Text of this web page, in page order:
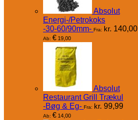
Absolut
Energi-/Petrokoks
-30-60/90mm- Fra: kr. 140,00
Ab: € 19,00
Absolut
Restaurant Grill Trækul
-Bøg & Eg- Fra: kr. 99,99
Ab: € 14,00